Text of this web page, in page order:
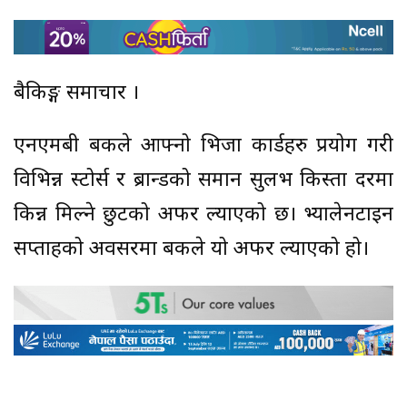
बैकिङ्ग समाचार ।
एनएमबी बैंकले आफ्नो भिजा कार्डहरु प्रयोग गरी
विभिन्न स्टोर्स र ब्रान्डको समान सुलभ किस्ता दरमा
किन्न मिल्ने छुटको अफर ल्याएको छ। भ्यालेनटाइन
सप्ताहको अवसरमा बैंकले यो अफर ल्याएको हो।